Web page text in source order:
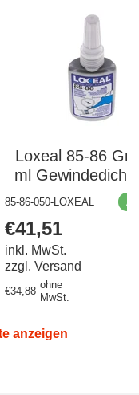
Loxeal 85-86
ml
85-86-050-LOXEAL
Regulärer
Preis
€41,51
inkl. MwSt.
zzgl. Versand
Regulärer
€34,88
ohne
MwSt.
anzeigen